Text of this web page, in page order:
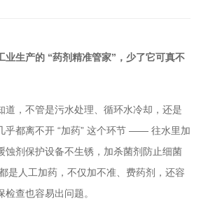
业生产的 “药剂精准管家”，少了它可真不
道，不管是污水处理、循环水冷却，还是
乎都离不开 “加药” 这个环节 —— 往水里加
蚀剂保护设备不生锈，加杀菌剂防止细菌
人工加药，不仅加不准、费药剂，还容
查也容易出问题。